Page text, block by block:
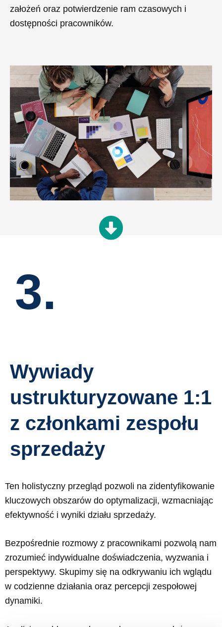
założeń oraz potwierdzenie ram czasowych i
dostępności pracowników.
3.
Wywiady
ustrukturyzowane 1:1
z członkami zespołu
sprzedaży
Ten holistyczny przegląd pozwoli na zidentyfikowanie
kluczowych obszarów do optymalizacji, wzmacniając
efektywność i wyniki działu sprzedaży.
Bezpośrednie rozmowy z pracownikami pozwolą nam
zrozumieć indywidualne doświadczenia, wyzwania i
perspektywy. Skupimy się na odkrywaniu ich wglądu
w codzienne działania oraz percepcji zespołowej
dynamiki.